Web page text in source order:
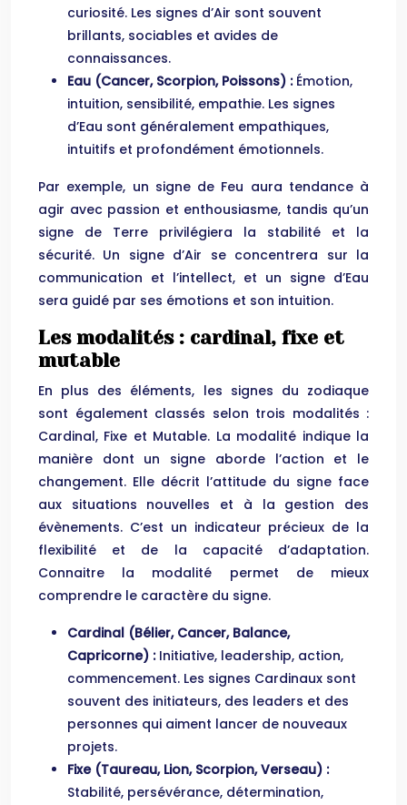
curiosité. Les signes d’Air sont souvent
brillants, sociables et avides de
connaissances.
Eau (Cancer, Scorpion, Poissons) : Émotion,
intuition, sensibilité, empathie. Les signes
d’Eau sont généralement empathiques,
intuitifs et profondément émotionnels.
Par exemple, un signe de Feu aura tendance à
agir avec passion et enthousiasme, tandis qu’un
signe de Terre privilégiera la stabilité et la
sécurité. Un signe d’Air se concentrera sur la
communication et l’intellect, et un signe d’Eau
sera guidé par ses émotions et son intuition.
Les modalités : cardinal, fixe et
mutable
En plus des éléments, les signes du zodiaque
sont également classés selon trois modalités :
Cardinal, Fixe et Mutable. La modalité indique la
manière dont un signe aborde l’action et le
changement. Elle décrit l’attitude du signe face
aux situations nouvelles et à la gestion des
évènements. C’est un indicateur précieux de la
flexibilité et de la capacité d’adaptation.
Connaitre la modalité permet de mieux
comprendre le caractère du signe.
Cardinal (Bélier, Cancer, Balance,
Capricorne) : Initiative, leadership, action,
commencement. Les signes Cardinaux sont
souvent des initiateurs, des leaders et des
personnes qui aiment lancer de nouveaux
projets.
Fixe (Taureau, Lion, Scorpion, Verseau) :
Stabilité, persévérance, détermination,